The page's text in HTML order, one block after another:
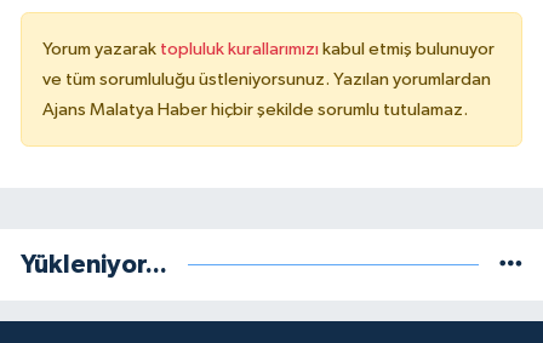
Yorum yazarak topluluk kurallarımızı kabul etmiş bulunuyor
ve tüm sorumluluğu üstleniyorsunuz. Yazılan yorumlardan
Ajans Malatya Haber hiçbir şekilde sorumlu tutulamaz.
Yükleniyor...